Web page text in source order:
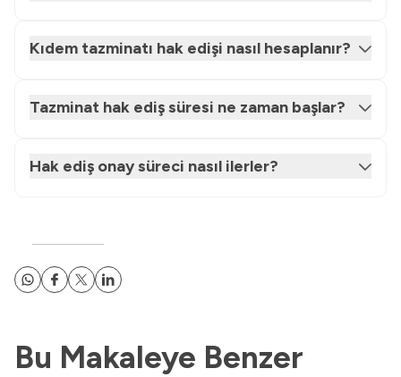
Kıdem tazminatı hak edişi nasıl hesaplanır?
Tazminat hak ediş süresi ne zaman başlar?
Hak ediş onay süreci nasıl ilerler?
Bu Makaleye Benzer